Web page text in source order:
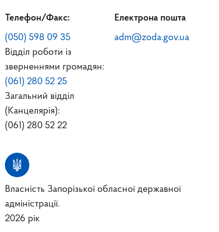
Телефон/Факс:
(050) 598 09 35
Відділ роботи із
зверненнями громадян:
(061) 280 52 25
Загальний відділ
(Канцелярія):
(061) 280 52 22
Електрона пошта
adm@zoda.gov.ua
Власність Запорізької обласної державної
адміністрації.
2026 рік